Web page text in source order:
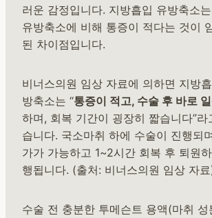
러운 감정입니다. 지방흡입 유방축소
유방축소에 비해 통증이 적다는 것이
된 차이점입니다.
비너스의원 임상 자료에 의하면 지방
방축소는 “통증이 적고, 수술 후 바로
하며, 회복 기간이 굉장히 짧습니다”라
습니다. 국소마취 하에 수술이 진행되
가가 가능하고 1~2시간 회복 후 퇴원
행됩니다. (출처: 비너스의원 임상 자료
수술 전 충분한 투메슨트 용액(마취